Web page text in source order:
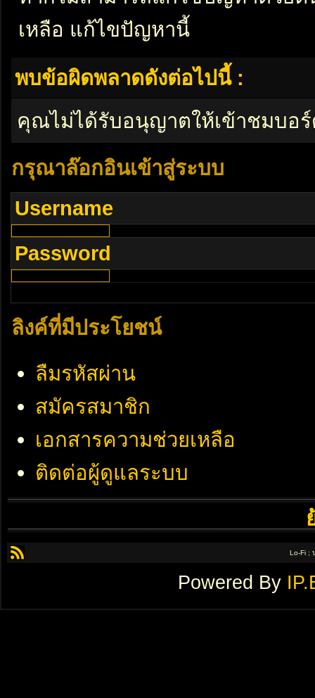
เหลือ แก้ไขปัญหานี้
พบข้อผิดพลาดดังต่อไปนี้ :
คุณไม่ได้รับอนุญาตให้เข้าชมบอ
กรุณาล๊อกอินเข้าสู่ระบบ
Username
Password
ลิงค์ที่มีประโยชน์
ลืมรหัสผ่าน
สมัครสมาชิก
เอกสารความช่วยเหลือ
ติดต่อผู้ดูแลระบบ
Lo-Fi ;
Powered By